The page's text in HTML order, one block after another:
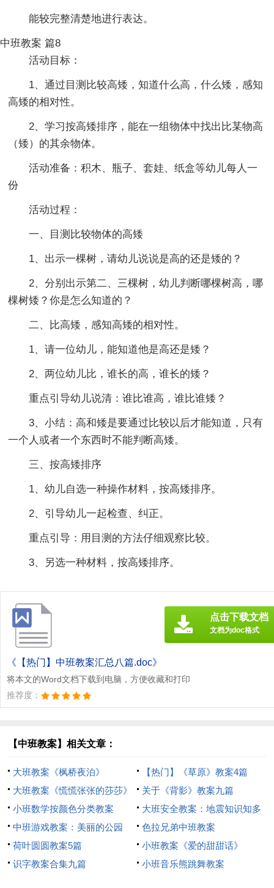
能较完整清楚地进行表达。
中班教案 篇8
活动目标：
1、通过目测比较高矮，知道什么高，什么矮，感知
高矮的相对性。
2、学习按高矮排序，能在一组物体中找出比某物高
（矮）的其余物体。
活动准备：积木、瓶子、套娃、纸盒等幼儿每人一
份
活动过程：
一、目测比较物体的高矮
1、出示一棵树，请幼儿说说是高的还是矮的？
2、分别出示第二、三棵树，幼儿判断哪棵树高，哪
棵树矮？你是怎么知道的？
二、比高矮，感知高矮的相对性。
1、请一位幼儿，能知道他是高还是矮？
2、两位幼儿比，谁长的高，谁长的矮？
重点引导幼儿说清：谁比谁高，谁比谁矮？
3、小结：高和矮是要通过比较以后才能知道，只有
一个人或者一个东西时不能判断高矮。
三、按高矮排序
1、幼儿自选一种操作材料，按高矮排序。
2、引导幼儿一起检查、纠正。
重点引导：用目测的方法仔细观察比较。
3、另选一种材料，按高矮排序。
《【热门】中班教案汇总八篇.doc》
将本文的Word文档下载到电脑，方便收藏和打印
推荐度：
点击下载文档
文档为doc格式
【中班教案】相关文章：
大班教案《枫桥夜泊》
【热门】《草原》教案4篇
大班教案《慌慌张张的莎莎》
关于《背影》教案九篇
小班数学按颜色分类教案
大班安全教案：地震知识知多
少
中班游戏教案：美丽的公园
色拉兄弟中班教案
荷叶圆圆教案5篇
小班教案《爱的甜甜话》
识字教案合集九篇
小班音乐熊跳舞教案